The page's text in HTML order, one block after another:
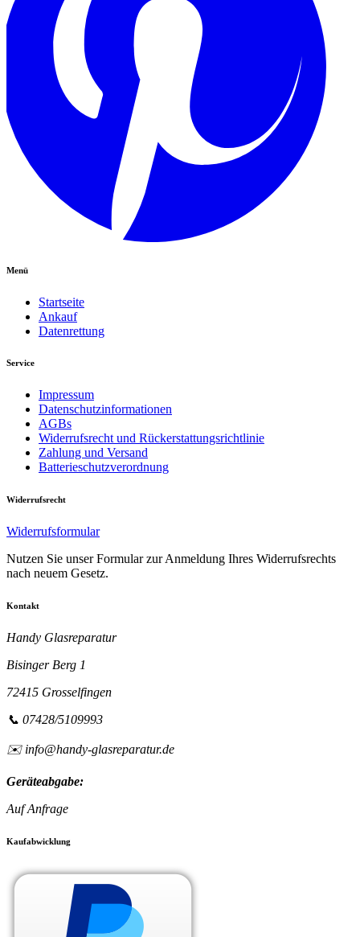
Menü
Startseite
Ankauf
Datenrettung
Service
Impressum
Datenschutzinformationen
AGBs
Widerrufsrecht und Rückerstattungsrichtlinie
Zahlung und Versand
Batterieschutzverordnung
Widerrufsrecht
Widerrufsformular
Nutzen Sie unser Formular zur Anmeldung Ihres Widerrufsrechts
nach neuem Gesetz.
Kontakt
Handy Glasreparatur
Bisinger Berg 1
72415 Grosselfingen
📞 07428/5109993
✉️ info@handy-glasreparatur.de
Geräteabgabe:
Auf Anfrage
Kaufabwicklung